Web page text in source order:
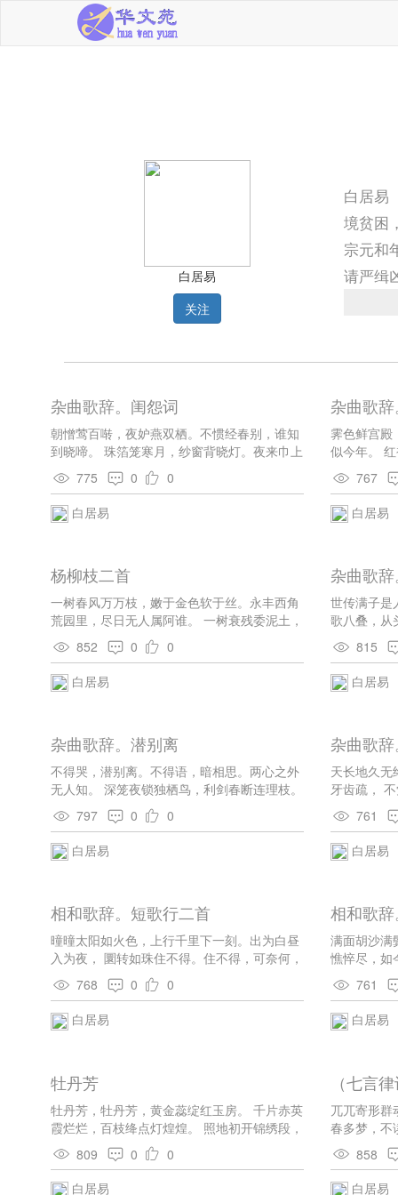
白居易
关注
白居易
境贫困
宗元和
请严缉
泄引
外，长
痕迹。
云：
后世词
杂曲歌辞。闺怨词
朝憎莺百啭，夜妒燕双栖。不惯经春别，谁知
到晓啼。 珠箔笼寒月，纱窗背晓灯。夜来巾上
泪，一半是春冰。 关山征戍远，闺阁别离难。
苦战应憔悴，寒衣不要宽。
775 0
0
白居易
杂曲歌
霁色鲜宫殿
似今年。
宿，天凉
767
白居易
杨柳枝二首
一树春风万万枝，嫩于金色软于丝。永丰西角
荒园里，尽日无人属阿谁。 一树衰残委泥土，
双枝荣耀植天庭。定知玄象今春后，柳宿光中
添两星。
852 0
0
白居易
杂曲歌
世传满子是
歌八叠，从
815
白居易
杂曲歌辞。潜别离
不得哭，潜别离。不得语，暗相思。两心之外
无人知。 深笼夜锁独栖鸟，利剑春断连理枝。
河水虽浊有清日， 乌头虽黑有白时。惟有潜离
与暗别，彼此甘心无后期。
797 0
0
白居易
杂曲歌
天长地久无
牙齿疏，
把镜照面
驻朱颜。朱
欲留年少待
如长河，东
功名富贵须
761
白居易
相和歌辞。短歌行二首
曈曈太阳如火色，上行千里下一刻。出为白昼
入为夜， 圜转如珠住不得。住不得，可奈何，
为君举酒歌短歌。 歌声苦，词亦苦，四座少年
君听取。今夕未竟明夕催， 秋风才往春风回。
人无根蒂时不驻，朱颜白日相隳颓。 劝君且强
笑一面，劝君复强饮一杯。人生不得长欢乐，
将干禄。负笈尘中游，抱书雪前宿。 布衾不周
体，藜茄才充腹。三十登宦途，五十被朝服。
奴温已挟纩，马肥初食粟。未敢议欢游，尚为
名检束。 耳目聋暗后，堂上调丝竹。牙齿缺落
时，盘中堆酒肉。 彼来此已去，外馀中不足。
少壮与荣华，相避如寒燠。 青云去地远，白日
终天速。从古无奈何，短歌听一曲。
768 0
0
白居易
相和歌
满面胡沙满
憔悴尽，如
黄金何日
宫里时。
761
白居易
牡丹芳
牡丹芳，牡丹芳，黄金蕊绽红玉房。 千片赤英
霞烂烂，百枝绛点灯煌煌。 照地初开锦绣段，
当风不结兰麝囊。 仙人琪树白无色，王母桃花
小不香。 宿露轻盈泛紫艳，朝阳照耀生红光。
红紫二色间深浅，向背万态随低昂。 映叶多情
809 0
0
白居易
（七言
兀兀寄形群
春多梦，不
茶中故旧
无往还？
858
白居易